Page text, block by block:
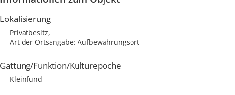
Lokalisierung
Privatbesitz,
Art der Ortsangabe: Aufbewahrungsort
Gattung/Funktion/Kulturepoche
Kleinfund